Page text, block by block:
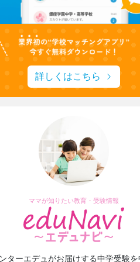
詳しくはこちら
ママが知りたい教育・受験情報
ターエデュがお届けする中学受験を